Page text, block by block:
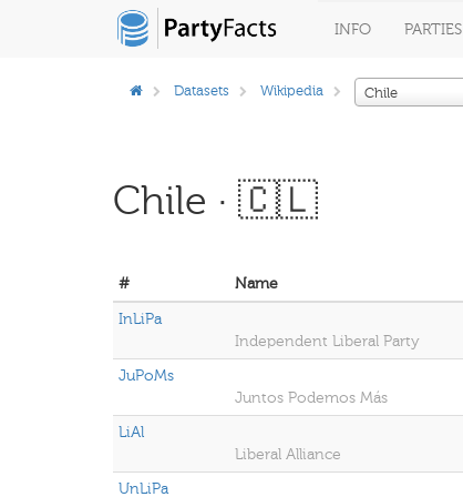
INFO PARTIES
Datasets Wikipedia Chile
Chile · 🇨🇱
# Name
InLiPa
Independent Liberal Party
JuPoMs
Juntos Podemos Más
LiAl
Liberal Alliance
UnLiPa